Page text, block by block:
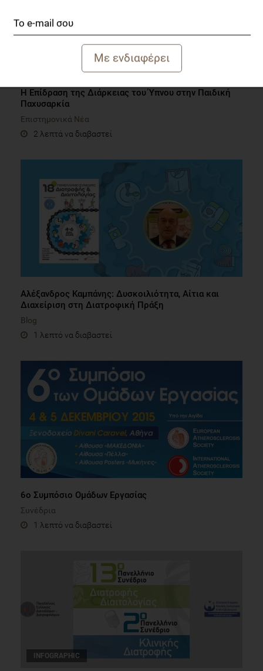
Η Επίδραση της Διάρκειας του Ύπνου στην Παιδική
Παχυσαρκία
Επιστημονικά Νέα
2 λεπτά να διαβαστεί
Αλέξανδρος Καμπάνης: Δυσκοιλιότητα, Αίτια και
Διαχείριση στη Διατροφική Πράξη
Blog
1 λεπτό να διαβαστεί
6ο Συμπόσιο Ομάδων Εργασίας
Συνέδρια
1 λεπτό να διαβαστεί
INFOGRAPHIC